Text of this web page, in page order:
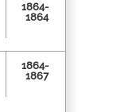
1864-
1864
1864-
1867